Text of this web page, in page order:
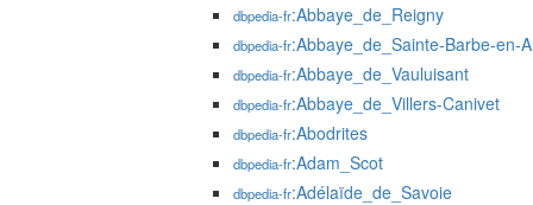
dbpedia-fr:Abbaye_de_Reigny
dbpedia-fr:Abbaye_de_Sainte-Barbe-en-
dbpedia-fr:Abbaye_de_Vauluisant
dbpedia-fr:Abbaye_de_Villers-Canivet
dbpedia-fr:Abodrites
dbpedia-fr:Adam_Scot
dbpedia-fr:Adélaïde_de_Savoie